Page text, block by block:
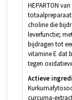
HEPARTON
choline die
leverfunctie;
bijdragen tot
vitamine E dat
tegen
Actieve
curcuma-